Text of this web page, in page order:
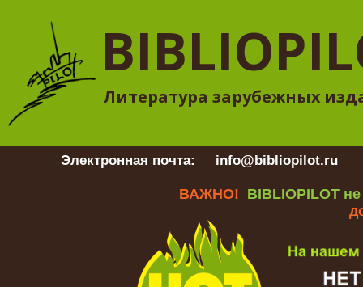
Литература зарубежных
Электронная почта: info@bibliopilot.ru
ВАЖНО! BIBLIOPILOT